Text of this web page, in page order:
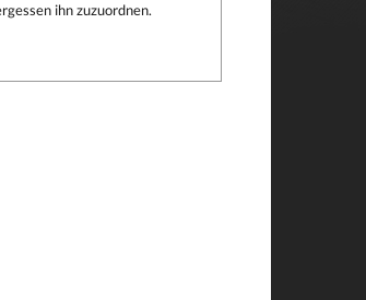
ihn zuzuordnen.